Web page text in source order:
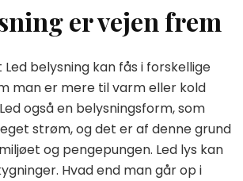
er vejen frem
Led belysning kan fås i forskellige
man er mere til varm eller kold
også en belysningsform, som
strøm, og det er af denne grund
og pengepungen. Led lys kan
Hvad end man går op i